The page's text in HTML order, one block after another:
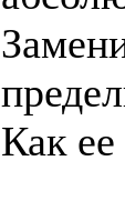
Как